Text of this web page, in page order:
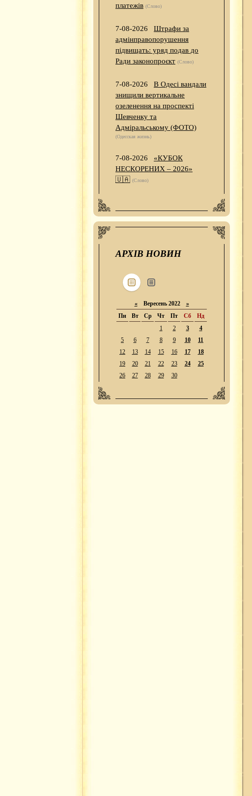
платежів (Слово)
7-08-2026
Штрафи за
адмінправопорушення
підвищать: уряд подав до
Ради законопроєкт (Слово)
7-08-2026
В Одесі вандали
знищили вертикальне
озеленення на проспекті
Шевченку та
Адміральському (ФОТО)
(Одесская жизнь)
7-08-2026
«КУБОК
НЕСКОРЕНИХ – 2026»
🇺🇦 (Слово)
АРХІВ НОВИН
«Вересень 2022 »
Пн
Вт Ср Чт Пт Сб
Нд
1
2 3
4
5
6 7 8 9 10
11
12
13 14 15 16 17
18
19
20 21 22 23 24
25
26
27 28 29 30